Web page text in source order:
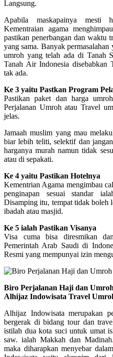
Langsung.
Apabila maskapainya mesti
Kementraian agama
pastikan penerbangan dan waktu
yang sama. Banyak
umroh yang telah ada di Tanah
Tanah Air Indonesia disebabkan
tak ada.
Ke 3 yaitu Pastkan Program
Pastikan paket dan harga
Perjalanan Umroh atau Travel
jelas.
Jamaah muslim yang mau
biar lebih teliti, selektif dan
harganya murah namun tidak
atau di sepakati.
Ke 4 yaitu Pastikan Hotelnya
Kementrian Agama mengimbau
penginapan sesuai standar
Disamping itu, tempat tidak boleh
ibadah atau masjid.
Ke 5 ialah Pastikan Visanya
Visa cuma bisa diresmikan
Pemerintah Arab Saudi di
Resmi yang mempunyai izin
Biro Perjalanan Haji dan
Alhijaz Indowisata Travel
Alhijaz Indowisata merupakan
bergerak di bidang tour dan
istilah dua kota suci untuk umat
saw. ialah Makkah dan
maka diharapkan menyebar